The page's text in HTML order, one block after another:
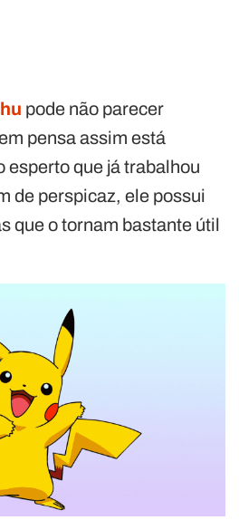
pode não parecer
pensa assim está
esperto que já trabalhou
de perspicaz, ele possui
que o tornam bastante útil